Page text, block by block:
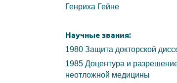
Генриха Гейне
Научные звания:
1980 Защита докторской
1985 Доцентура и
неотложной медицины